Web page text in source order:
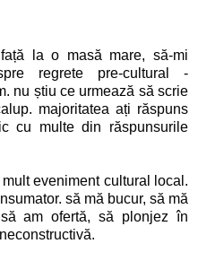
la o masă mare, să-mi
regrete pre-cultural -
nu știu ce urmează să scrie
majoritatea ați răspuns
cu multe din răspunsurile
eveniment cultural local.
să mă bucur, să mă
am ofertă, să plonjez în